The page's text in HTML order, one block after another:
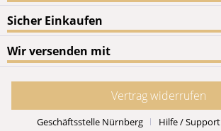
Sicher Einkaufen
Wir versenden mit
Vertrag widerrufen
Geschäftsstelle Nürnberg Hilfe / Support